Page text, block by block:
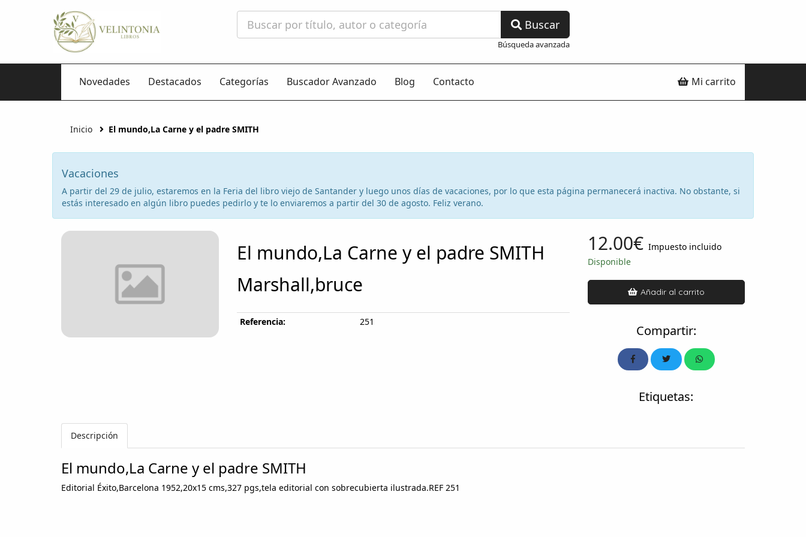
Buscar
Búsqueda avanzada
Novedades Destacados Categorías Buscador Avanzado Blog Contacto Mi carrito
Inicio El mundo,La Carne y el padre SMITH
Vacaciones
A partir del 29 de julio, estaremos en la Feria del libro viejo de Santander y luego unos días de vacaciones, por lo que esta página permanecerá inactiva. No obstante, si
estás interesado en algún libro puedes pedirlo y te lo enviaremos a partir del 30 de agosto. Feliz verano.
El mundo,La Carne y el padre SMITH
Marshall,bruce
Referencia: 251
12.00€ Impuesto incluido
Disponible
Añadir al carrito
Compartir:
Etiquetas:
Descripción
El mundo,La Carne y el padre SMITH
Editorial Éxito,Barcelona 1952,20x15 cms,327 pgs,tela editorial con sobrecubierta ilustrada.REF 251